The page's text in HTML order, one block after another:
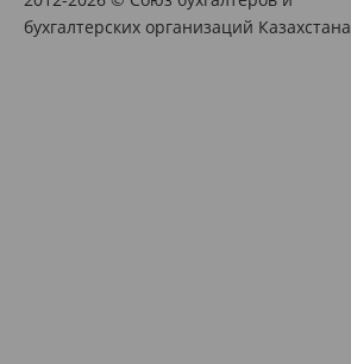
бухгалтерских организаций Казахстана